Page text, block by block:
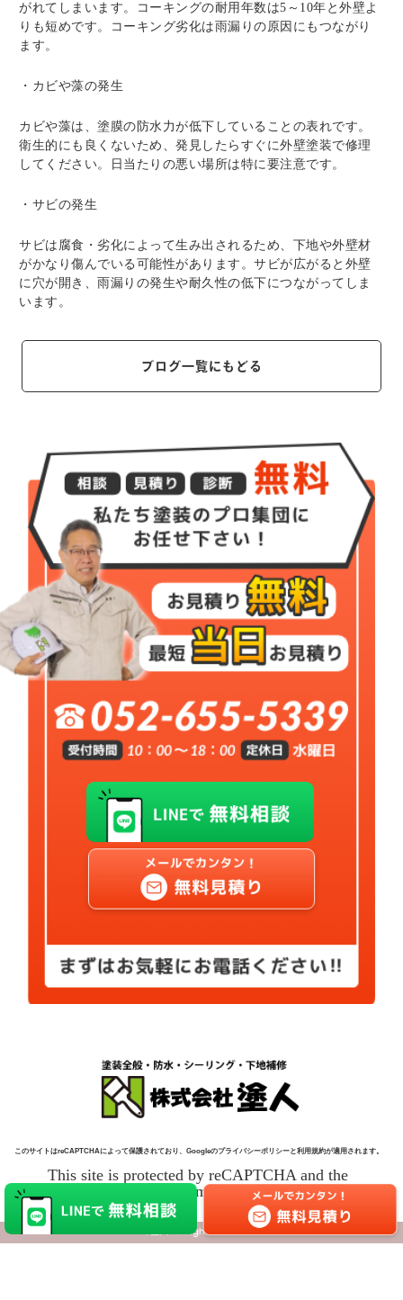
がれてしまいます。コーキングの耐用年数は5～10年と外壁よ
りも短めです。コーキング劣化は雨漏りの原因にもつながり
ます。
・カビや藻の発生
カビや藻は、塗膜の防水力が低下していることの表れです。
衛生的にも良くないため、発見したらすぐに外壁塗装で修理
してください。日当たりの悪い場所は特に要注意です。
・サビの発生
サビは腐食・劣化によって生み出されるため、下地や外壁材
がかなり傷んでいる可能性があります。サビが広がると外壁
に穴が開き、雨漏りの発生や耐久性の低下につながってしま
います。
ブログ一覧にもどる
このサイトはreCAPTCHAによって保護されており、Googleのプライバシーポリシーと利用規約が適用されます。
This site is protected by reCAPTCHA and the
Google Policy and Terms of Service apply.